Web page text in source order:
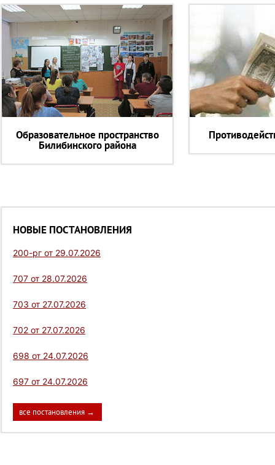
Образовательное пространство
Билибинского района
НОВЫЕ ПОСТАНОВЛЕНИЯ
200-рг от 29.07.2026
707 от 28.07.2026
703 от 27.07.2026
702 от 27.07.2026
698 от 24.07.2026
697 от 24.07.2026
все постановления →